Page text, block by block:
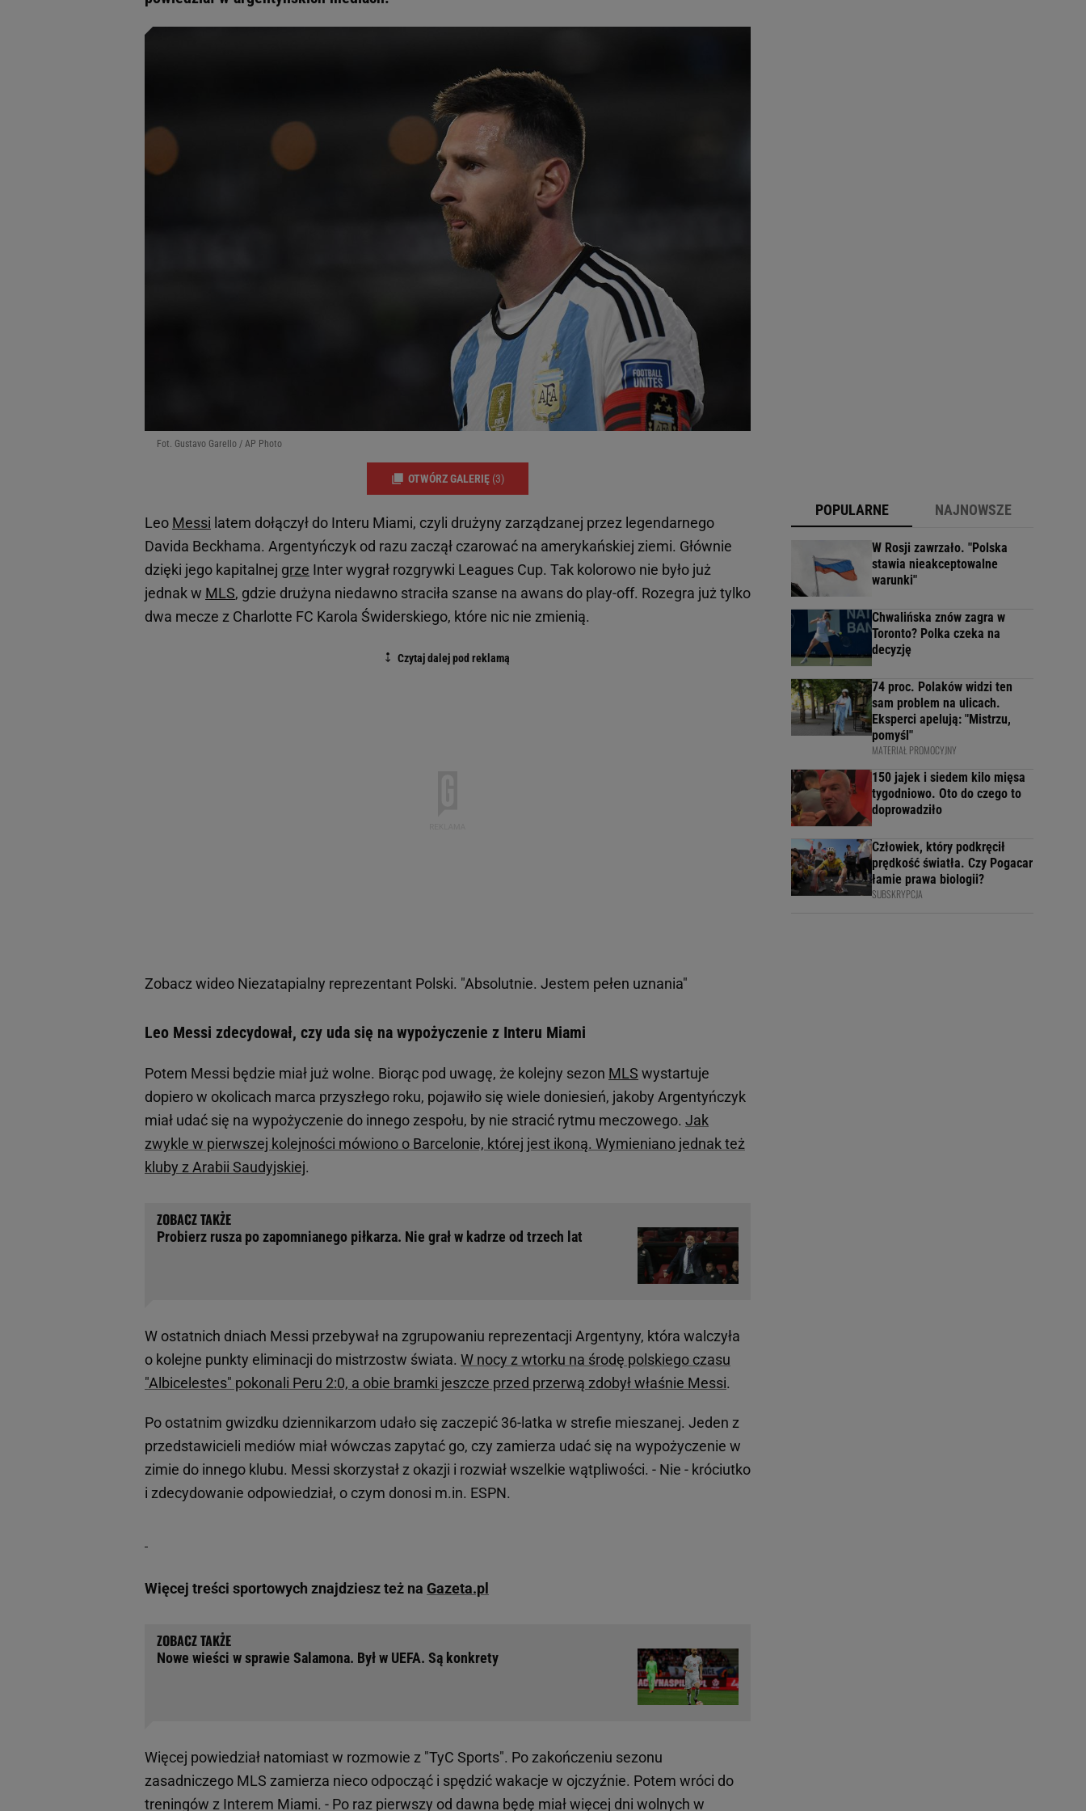
Fot. Gustavo Garello / AP Photo
OTWÓRZ GALERIĘ (3)
Leo Messi latem dołączył do Interu Miami, czyli drużyny zarządzanej przez legendarnego
Davida Beckhama. Argentyńczyk od razu zaczął czarować na amerykańskiej ziemi. Głównie
dzięki jego kapitalnej grze Inter wygrał rozgrywki Leagues Cup. Tak kolorowo nie było już
jednak w MLS, gdzie drużyna niedawno straciła szanse na awans do play-off. Rozegra już tylko
dwa mecze z Charlotte FC Karola Świderskiego, które nic nie zmienią.
Zobacz wideo Niezatapialny reprezentant Polski. "Absolutnie. Jestem pełen uznania"
Leo Messi zdecydował, czy uda się na wypożyczenie z Interu Miami
Potem Messi będzie miał już wolne. Biorąc pod uwagę, że kolejny sezon MLS wystartuje
dopiero w okolicach marca przyszłego roku, pojawiło się wiele doniesień, jakoby Argentyńczyk
miał udać się na wypożyczenie do innego zespołu, by nie stracić rytmu meczowego. Jak
zwykle w pierwszej kolejności mówiono o Barcelonie, której jest ikoną. Wymieniano jednak też
kluby z Arabii Saudyjskiej.
Probierz rusza po zapomnianego piłkarza. Nie grał w kadrze od trzech lat
W ostatnich dniach Messi przebywał na zgrupowaniu reprezentacji Argentyny, która walczyła
o kolejne punkty eliminacji do mistrzostw świata. W nocy z wtorku na środę polskiego czasu
"Albicelestes" pokonali Peru 2:0, a obie bramki jeszcze przed przerwą zdobył właśnie Messi.
Po ostatnim gwizdku dziennikarzom udało się zaczepić 36-latka w strefie mieszanej. Jeden z
przedstawicieli mediów miał wówczas zapytać go, czy zamierza udać się na wypożyczenie w
zimie do innego klubu. Messi skorzystał z okazji i rozwiał wszelkie wątpliwości. - Nie - króciutko
i zdecydowanie odpowiedział, o czym donosi m.in. ESPN.
Więcej treści sportowych znajdziesz też na Gazeta.pl
Nowe wieści w sprawie Salamona. Był w UEFA. Są konkrety
Więcej powiedział natomiast w rozmowie z "TyC Sports". Po zakończeniu sezonu
zasadniczego MLS zamierza nieco odpocząć i spędzić wakacje w ojczyźnie. Potem wróci do
treningów z Interem Miami. - Po raz pierwszy od dawna będę miał więcej dni wolnych w
POPULARNE NAJNOWSZE
W Rosji zawrzało. "Polska
stawia nieakceptowalne
warunki"
Chwalińska znów zagra w
Toronto? Polka czeka na
decyzję
74 proc. Polaków widzi ten
sam problem na ulicach.
Eksperci apelują: "Mistrzu,
pomyśl"
MATERIAŁ PROMOCYJNY
150 jajek i siedem kilo mięsa
tygodniowo. Oto do czego to
doprowadziło
Człowiek, który podkręcił
prędkość światła. Czy Pogacar
łamie prawa biologii?
SUBSKRYPCJA